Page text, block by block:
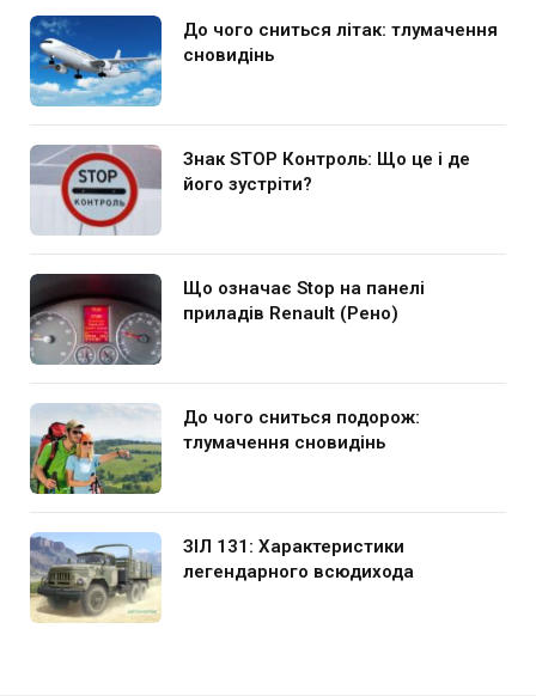
До чого сниться літак: тлумачення
сновидінь
Знак STOP Контроль: Що це і де
його зустріти?
Що означає Stop на панелі
приладів Renault (Рено)
До чого сниться подорож:
тлумачення сновидінь
ЗІЛ 131: Характеристики
легендарного всюдихода